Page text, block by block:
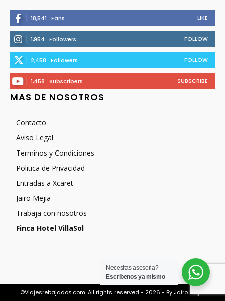
18,541 Fans LIKE
1,954 Followers FOLLOW
2,458 Followers FOLLOW
1,458 Subscribers SUBSCRIBE
MAS DE NOSOTROS
Contacto
Aviso Legal
Terminos y Condiciones
Politica de Privacidad
Entradas a Xcaret
Jairo Mejia
Trabaja con nosotros
Finca Hotel VillaSol
©Viajesrebajados.com. All rights reserved - 2026 - By Jairo Mejia
Necesitas asesoria?
Escribenos ya mismo